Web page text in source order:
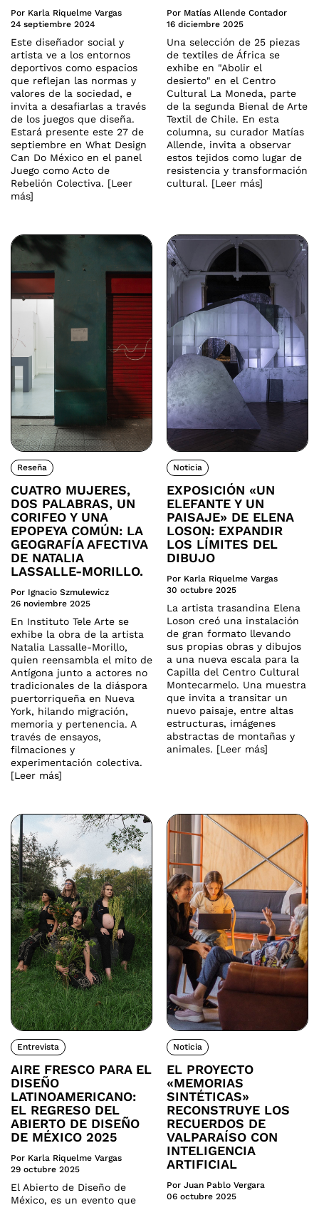
Por Karla Riquelme Vargas
24 septiembre 2024
Este diseñador social y
artista ve a los entornos
deportivos como espacios
que reflejan las normas y
valores de la sociedad, e
invita a desafiarlas a través
de los juegos que diseña.
Estará presente este 27 de
septiembre en What Design
Can Do México en el panel
Juego como Acto de
Rebelión Colectiva. [Leer
más]
Por Matías Allende Contador
16 diciembre 2025
Una selección de 25 piezas
de textiles de África se
exhibe en "Abolir el
desierto" en el Centro
Cultural La Moneda, parte
de la segunda Bienal de Arte
Textil de Chile. En esta
columna, su curador Matías
Allende, invita a observar
estos tejidos como lugar de
resistencia y transformación
cultural. [Leer más]
Reseña
CUATRO MUJERES,
DOS PALABRAS, UN
CORIFEO Y UNA
EPOPEYA COMÚN: LA
GEOGRAFÍA AFECTIVA
DE NATALIA
LASSALLE-MORILLO.
Por Ignacio Szmulewicz
26 noviembre 2025
En Instituto Tele Arte se
exhibe la obra de la artista
Natalia Lassalle-Morillo,
quien reensambla el mito de
Antígona junto a actores no
tradicionales de la diáspora
puertorriqueña en Nueva
York, hilando migración,
memoria y pertenencia. A
través de ensayos,
filmaciones y
experimentación colectiva.
[Leer más]
Noticia
EXPOSICIÓN «UN
ELEFANTE Y UN
PAISAJE» DE ELENA
LOSON: EXPANDIR
LOS LÍMITES DEL
DIBUJO
Por Karla Riquelme Vargas
30 octubre 2025
La artista trasandina Elena
Loson creó una instalación
de gran formato llevando
sus propias obras y dibujos
a una nueva escala para la
Capilla del Centro Cultural
Montecarmelo. Una muestra
que invita a transitar un
nuevo paisaje, entre altas
estructuras, imágenes
abstractas de montañas y
animales. [Leer más]
Entrevista
AIRE FRESCO PARA EL
DISEÑO
LATINOAMERICANO:
EL REGRESO DEL
ABIERTO DE DISEÑO
DE MÉXICO 2025
Por Karla Riquelme Vargas
29 octubre 2025
El Abierto de Diseño de
México, es un evento que
Noticia
EL PROYECTO
«MEMORIAS
SINTÉTICAS»
RECONSTRUYE LOS
RECUERDOS DE
VALPARAÍSO CON
INTELIGENCIA
ARTIFICIAL
Por Juan Pablo Vergara
06 octubre 2025